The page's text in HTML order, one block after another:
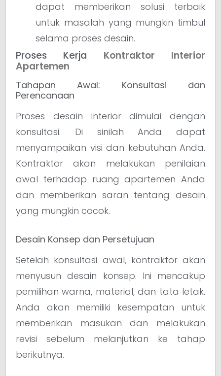
dapat memberikan solusi terbaik
untuk masalah yang mungkin timbul
selama proses desain.
Proses Kerja Kontraktor Interior
Apartemen
Tahapan Awal: Konsultasi dan
Perencanaan
Proses desain interior dimulai dengan
konsultasi. Di sinilah Anda dapat
menyampaikan visi dan kebutuhan Anda.
Kontraktor akan melakukan penilaian
awal terhadap ruang apartemen Anda
dan memberikan saran tentang desain
yang mungkin cocok.
Desain Konsep dan Persetujuan
Setelah konsultasi awal, kontraktor akan
menyusun desain konsep. Ini mencakup
pemilihan warna, material, dan tata letak.
Anda akan memiliki kesempatan untuk
memberikan masukan dan melakukan
revisi sebelum melanjutkan ke tahap
berikutnya.